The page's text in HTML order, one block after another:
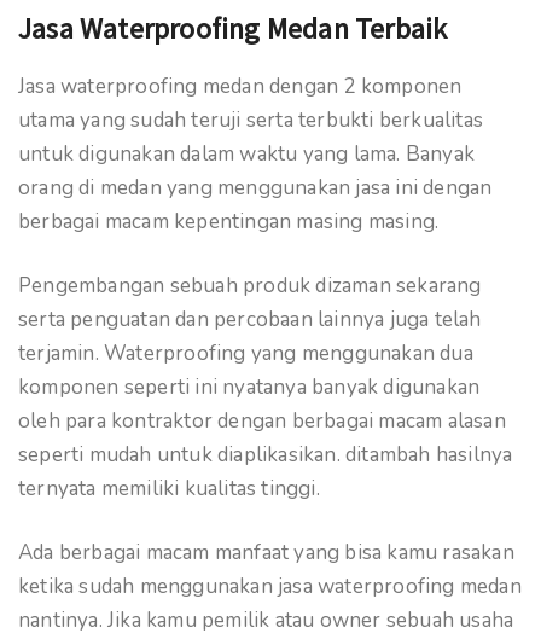
Jasa Waterproofing Medan Terbaik
Jasa waterproofing medan dengan 2 komponen
utama yang sudah teruji serta terbukti berkualitas
untuk digunakan dalam waktu yang lama. Banyak
orang di medan yang menggunakan jasa ini dengan
berbagai macam kepentingan masing masing.
Pengembangan sebuah produk dizaman sekarang
serta penguatan dan percobaan lainnya juga telah
terjamin. Waterproofing yang menggunakan dua
komponen seperti ini nyatanya banyak digunakan
oleh para kontraktor dengan berbagai macam alasan
seperti mudah untuk diaplikasikan. ditambah hasilnya
ternyata memiliki kualitas tinggi.
Ada berbagai macam manfaat yang bisa kamu rasakan
ketika sudah menggunakan jasa waterproofing medan
nantinya. Jika kamu pemilik atau owner sebuah usaha